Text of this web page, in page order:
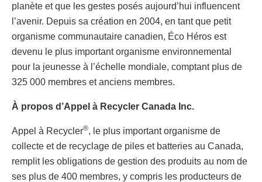
planète et que les gestes posés aujourd’hui influencent
l’avenir. Depuis sa création en 2004, en tant que petit
organisme communautaire canadien, Éco Héros est
devenu le plus important organisme environnemental
pour la jeunesse à l’échelle mondiale, comptant plus de
325 000 membres et anciens membres.
À propos d’Appel à Recycler Canada Inc.
Appel à Recycler®, le plus important organisme de
collecte et de recyclage de piles et batteries au Canada,
remplit les obligations de gestion des produits au nom de
ses plus de 400 membres, y compris les producteurs de